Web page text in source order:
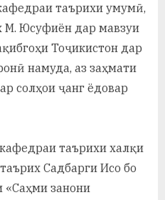
таърихи умумӣ,
М. Юсуфиён дар мавзуи
Тоҷикистон дар
намуда, аз заҳмати
солҳои ҷанг ёдовар
таърихи халқи
Садбарги Исо бо
«Саҳми занони